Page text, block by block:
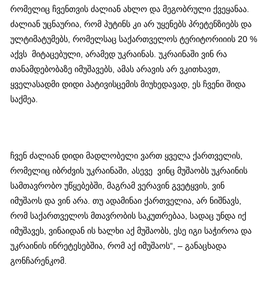
რომელიც ჩვენთვის ძალიან ახლო და მეგობრული ქვეყანაა.
ძალიან უცნაურია, რომ პუტინს კი არ უყენებს პრეტენზიებს და
ულტიმატუმებს, რომელსაც საქართველოს ტერიტორიიის 20 %
აქვს მიტაცებული, არამედ უკრაინას. უკრაინაში ვინ რა
თანამდებობაზე იმუშავებს, ამას არავის არ ვკითხავთ,
ყველასადმი დიდი პატივისცემის მიუხედავად, ეს ჩვენი შიდა
საქმეა.
ჩვენ ძალიან დიდი მადლობელი ვართ ყველა ქართველის,
რომელიც იბრძვის უკრაინაში, ასევე ვინც მუშაობს უკრაინის
სამთავრობო უწყებებში, მაგრამ ვერავინ გვეტყვის, ვინ
იმუშაოს და ვინ არა. თუ ადამინაი ქართველია, არ ნიშნავს,
რომ საქართველოს მთავრობის საკუთრებაა, სადაც უნდა იქ
იმუშავეს, ვინაიდან ის ხალხი აქ მუშაობს, ესე იგი საჭიროა და
უკრაინის ინრეტესებშია, რომ აქ იმუშაოს“, – განაცხადა
გონჩარენკომ.